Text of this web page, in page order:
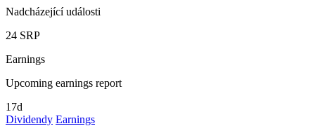
Nadcházející události
24 SRP
Earnings
Upcoming earnings report
17d
Dividendy Earnings